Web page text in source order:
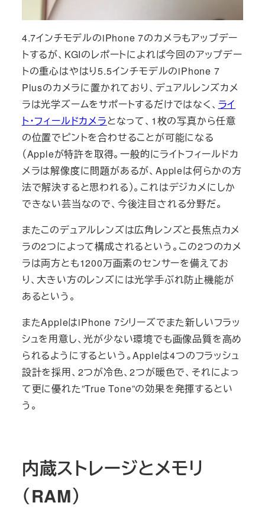
4.7インチモデルのiPhone 7のカメラもアップデー
トするが、KGIのレポートによれば今回のアップデー
トの重心はやはり5.5インチモデルのiPhone 7
Plusのカメラに置かれており、デュアルレンズカメ
ラは光学ズームをサポートするだけではなく、 ライ
ト・フィールドカメラとなって、1枚の写真から任意
の位置でピントを合わせることが可能になる
（Appleが特許を取得。一般的にライトフィールドカ
メラは解像度に問題があるが、Appleは何らかの方
法で解決すると思われる）。これはデジカメにしか
できない芸当なので、今後注目される分野だ。
またこのデュアルレンズは広角レンズと長焦点カメ
ラの2つによって構成されるという。この2つのカメ
ラは両方とも1200万画素のセンサーを備えてお
り、大きい方のレンズには光学手ぶれ防止機能が
あるという。
またAppleはiPhone 7シリーズでまた新しいフラッ
シュを用意し、光が少ない環境でも画像品質を高め
られるようにするという。Appleは4つのフラッシュ
設計を採用、2つが冷色、2つが暖色で、それによっ
て更に優れた”True Tone”の効果を発揮するとい
う。
内蔵ストレージとメモリ
（RAM）